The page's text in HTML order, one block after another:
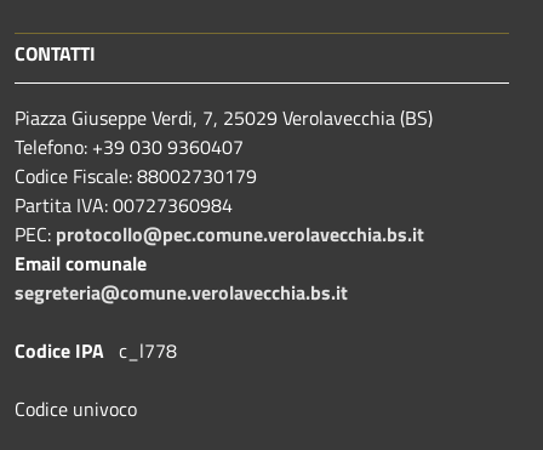
CONTATTI
Piazza Giuseppe Verdi, 7, 25029 Verolavecchia (BS)
Telefono: +39 030 9360407
Codice Fiscale: 88002730179
Partita IVA: 00727360984
PEC: protocollo@pec.comune.verolavecchia.bs.it
Email comunale
segreteria@comune.verolavecchia.bs.it
Codice IPA c_l778
Codice univoco